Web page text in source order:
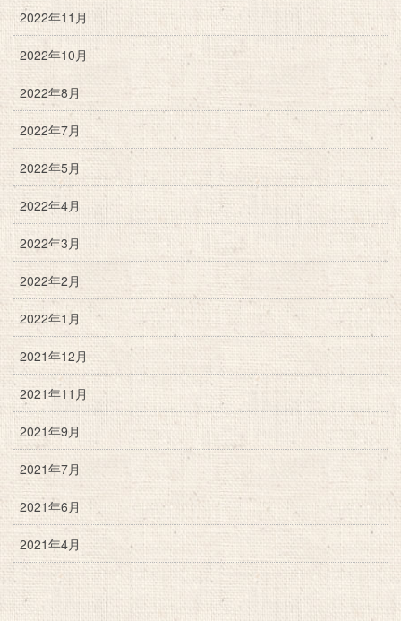
2022年11月
2022年10月
2022年8月
2022年7月
2022年5月
2022年4月
2022年3月
2022年2月
2022年1月
2021年12月
2021年11月
2021年9月
2021年7月
2021年6月
2021年4月